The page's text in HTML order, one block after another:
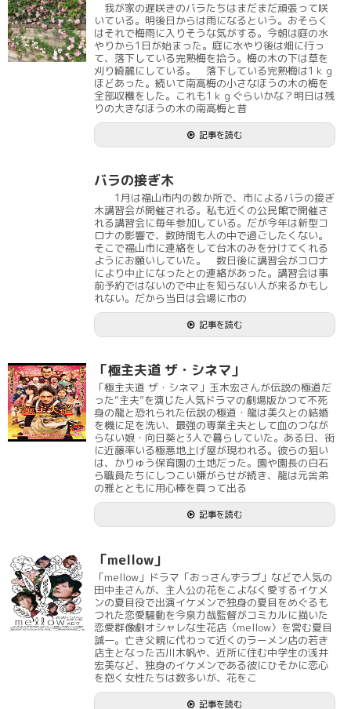
我が家の遅咲きのバラたちはまだまだ頑張って咲
いている。明後日からは雨になるという。おそらく
はそれで梅雨に入りそうな気がする。今朝は庭の水
やりから1日が始まった。庭に水やり後は畑に行っ
て、落下している完熟梅を拾う。梅の木の下は草を
刈り綺麗にしている。 落下している完熟梅は1ｋｇ
ほどあった。続いて南高梅の小さなほうの木の梅を
全部収穫をした。これも1ｋｇぐらいかな？明日は残
りの大きなほうの木の南高梅と昔
記事を読む
バラの接ぎ木
1月は福山市内の数か所で、市によるバラの接ぎ
木講習会が開催される。私も近くの公民館で開催さ
れる講習会に毎年参加している。だが今年は新型コ
ロナの影響で、数時間も人の中で過ごしたくない。
そこで福山市に連絡をして台木のみを分けてくれる
ようにお願いしていた。 数日後に講習会がコロナ
により中止になったとの連絡があった。講習会は事
前予約ではないので中止を知らない人が来るかもし
れない。だから当日は会場に市の
記事を読む
「極主夫道 ザ・シネマ」
「極主夫道 ザ・シネマ」玉木宏さんが伝説の極道だ
った“主夫”を演じた人気ドラマの劇場版かつて不死
身の龍と恐れられた伝説の極道・龍は美久との結婚
を機に足を洗い、最強の専業主夫として血のつなが
らない娘・向日葵と3人で暮らしていた。ある日、街
に近藤率いる極悪地上げ屋が現われる。彼らの狙い
は、かりゅう保育園の土地だった。園や園長の白石
ら職員たちにしつこい嫌がらせが続き、龍は元舎弟
の雅とともに用心棒を買って出る
記事を読む
「mellow」
「mellow」ドラマ「おっさんずラブ」などで人気の
田中圭さんが、主人公の花をこよなく愛するイケメ
ンの夏目役で出演イケメンで独身の夏目をめぐるも
つれた恋愛騒動を今泉力哉監督がコミカルに描いた
恋愛群像劇オシャレな生花店〈mellow〉を営む夏目
誠一。亡き父親に代わって近くのラーメン店の若き
店主となった古川木帆や、近所に住む中学生の浅井
宏美など、独身のイケメンである彼にひそかに恋心
を抱く女性たちは数多いが、花をこ
記事を読む